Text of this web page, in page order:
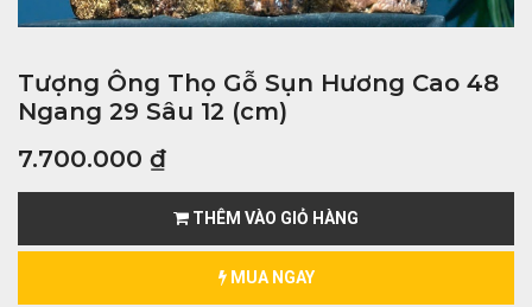
Tượng Ông Thọ Gỗ Sụn Hương Cao 48
Ngang 29 Sâu 12 (cm)
7.700.000 ₫
THÊM VÀO GIỎ HÀNG
MUA NGAY